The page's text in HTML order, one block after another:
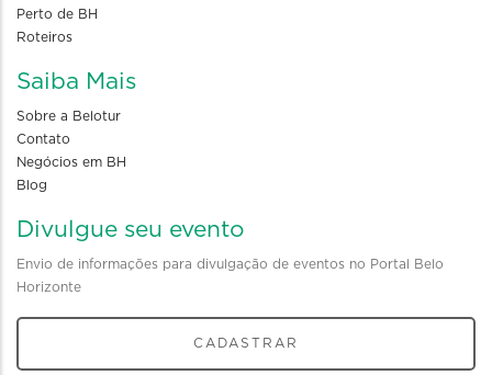
Perto de BH
Roteiros
Saiba Mais
Sobre a Belotur
Contato
Negócios em BH
Blog
Divulgue seu evento
Envio de informações para divulgação de eventos no Portal Belo
Horizonte
CADASTRAR